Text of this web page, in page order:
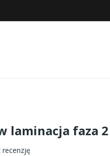
laminacja faza
recenzję